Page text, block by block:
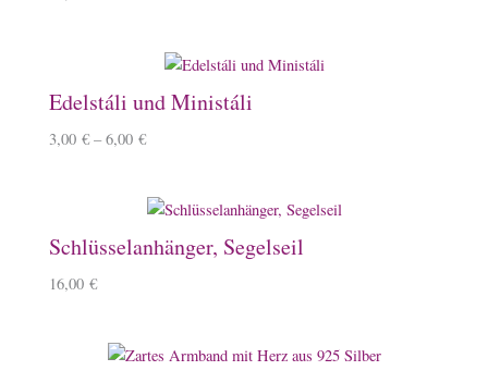
Edelstáli und Ministáli
3,00 € –6,00 €
Schlüsselanhänger, Segelseil
16,00 €